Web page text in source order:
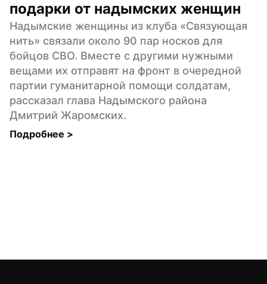
подарки от надымских женщин
Надымские женщины из клуба «Связующая
нить» связали около 90 пар носков для
бойцов СВО. Вместе с другими нужными
вещами их отправят на фронт в очередной
партии гуманитарной помощи солдатам,
рассказал глава Надымского района
Дмитрий Жаромских.
Подробнее >